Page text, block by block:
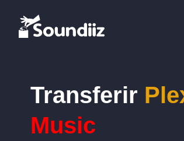
Transferir
Music